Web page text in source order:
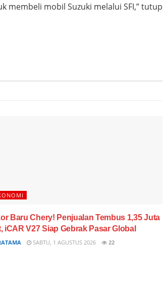
membeli mobil Suzuki melalui SFI,” tutup
Baru Chery! Penjualan Tembus 1,35 Juta
iCAR V27 Siap Gebrak Pasar Global
SABTU, 1 AGUSTUS 2026 22